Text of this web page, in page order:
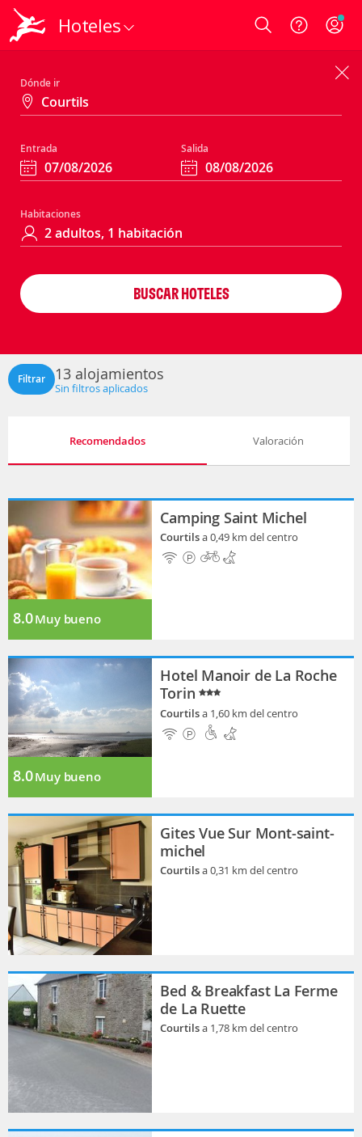
Hoteles Login
Dónde ir
Entrada Salida
Habitaciones
BUSCAR HOTELES
Filtrar 13 alojamientos
Sin filtros aplicados
Recomendados Valoración
8.0Muy bueno
Camping Saint Michel
Courtilsa 0,49 km del centro
8.0Muy bueno
Hotel Manoir de La Roche
Torin
Courtilsa 1,60 km del centro
Gites Vue Sur Mont-saint-
michel
Courtilsa 0,31 km del centro
Bed & Breakfast La Ferme
de La Ruette
Courtilsa 1,78 km del centro